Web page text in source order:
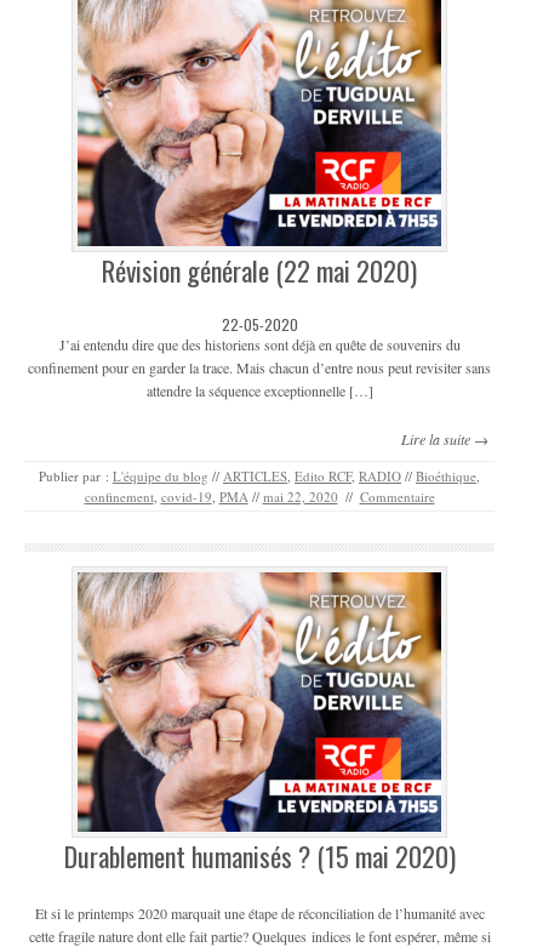
Révision générale (22 mai 2020)
22-05-2020
J’ai entendu dire que des historiens sont déjà en quête de souvenirs du
confinement pour en garder la trace. Mais chacun d’entre nous peut revisiter sans
attendre la séquence exceptionnelle […]
Lire la suite →
Publier par : L'équipe du blog // ARTICLES Edito RCF, RADIO // Bioéthique
confinement, covid-19 PMA // mai 22, 2020 // Commentaire
Durablement humanisés ? (15 mai 2020)
Et si le printemps 2020 marquait une étape de réconciliation de l’humanité avec
cette fragile nature dont elle fait partie? Quelques indices le font espérer, même si